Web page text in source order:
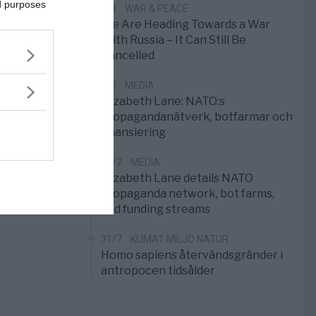
purposes
1/8 WAR & PEACE
We Are Heading Towards a War
With Russia – It Can Still Be
Cancelled
1/8 MEDIA
Elizabeth Lane: NATO:s
propagandanätverk, botfarmar och
finansiering
31/7 MEDIA
Elizabeth Lane details NATO
propaganda network, bot farms,
and funding streams
31/7 KLIMAT MILJÖ NATUR
Homo sapiens återvändsgränder i
antropocen tidsålder